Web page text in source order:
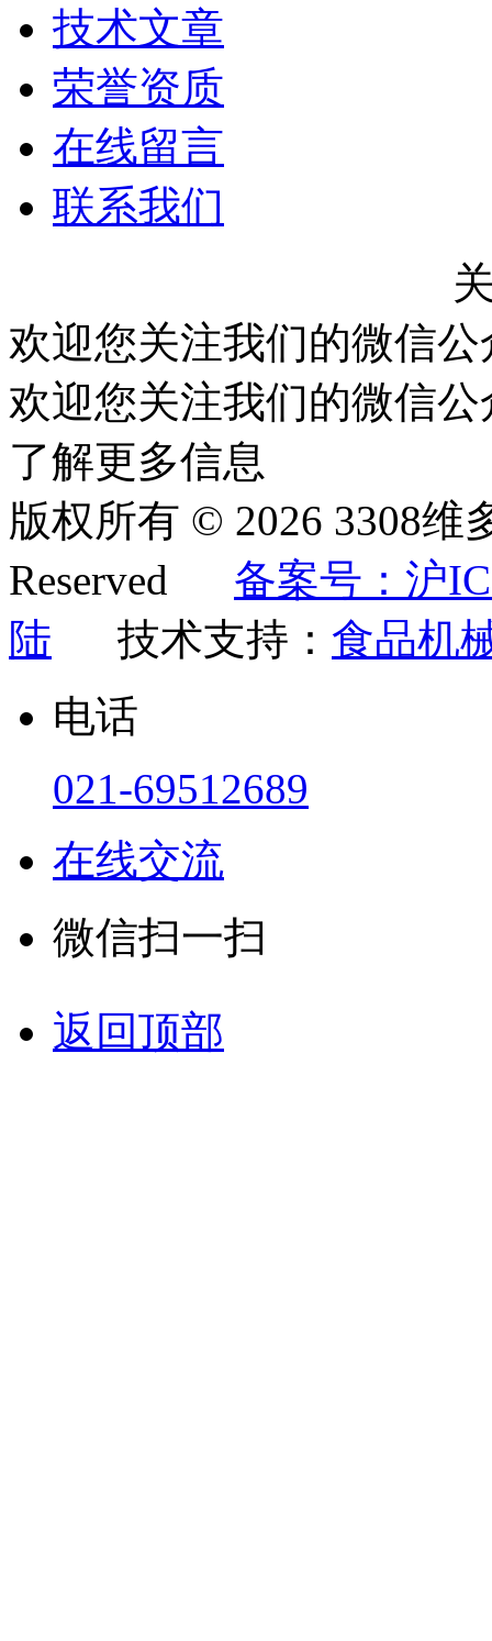
技术文章
荣誉资质
在线留言
联系我们
欢迎您关注我们的微信
欢迎您关注我们的微信公
了解更多信息
版权所有 © 2026 3308维
Reserved 备案号：沪
陆 技术支持： 食品机
电话
021-69512689
在线交流
微信扫一扫
返回顶部